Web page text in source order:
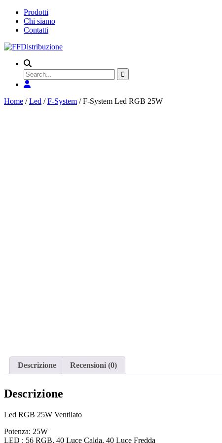
Prodotti
Chi siamo
Contatti
Search
for
Home /Led /F-System / F-System Led RGB 25W
Descrizione Recensioni (0)
Descrizione
Led RGB 25W Ventilato
Potenza: 25W
LED : 56 RGB, 40 Luce Calda, 40 Luce Fredda